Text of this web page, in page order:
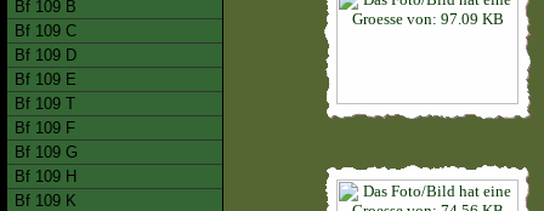
Bf 109 B
Bf 109 C
Bf 109 D
Bf 109 E
Bf 109 T
Bf 109 F
Bf 109 G
Bf 109 H
Bf 109 K